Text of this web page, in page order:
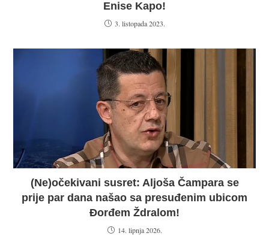
Enise Kapo!
3. listopada 2023.
(Ne)očekivani susret: Aljoša Čampara se
prije par dana našao sa presuđenim ubicom
Đorđem Ždralom!
14. lipnja 2026.